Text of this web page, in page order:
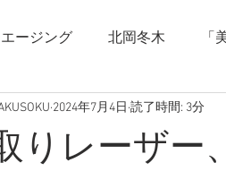
ージング 北岡冬木 「
に読んでおく本 新項目
りレーザー
2024年7月4日 読了時間: 3分